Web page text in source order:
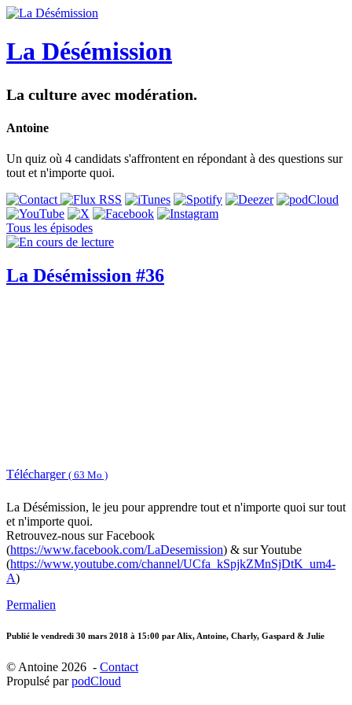
La Désémission
La culture avec modération.
Antoine
Un quiz où 4 candidats s'affrontent en répondant à des questions sur
tout et n'importe quoi.
Tous les épisodes
La Désémission #36
Télécharger ( 63 Mo )
La Désémission, le jeu pour apprendre tout et n'importe quoi sur tout
et n'importe quoi.
Retrouvez-nous sur Facebook
(https://www.facebook.com/LaDesemission) & sur Youtube
(https://www.youtube.com/channel/UCfa_kSpjkZMnSjDtK_um4-
A)
Permalien
Publié le vendredi 30 mars 2018 à 15:00 par Alix, Antoine, Charly, Gaspard & Julie
© Antoine 2026 - Contact
Propulsé parpodCloud